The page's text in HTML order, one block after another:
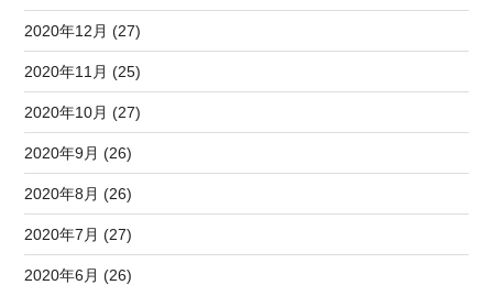
2020年12月 (27)
2020年11月 (25)
2020年10月 (27)
2020年9月 (26)
2020年8月 (26)
2020年7月 (27)
2020年6月 (26)